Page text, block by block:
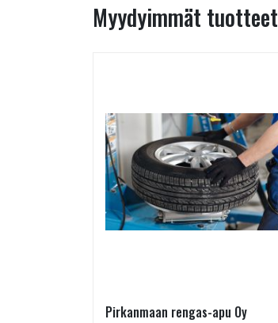
Myydyimmät tuotteet
Pirkanmaan rengas-apu Oy